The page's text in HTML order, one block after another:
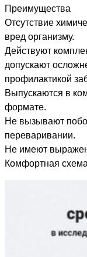
Преимущества
Отсутствие
вред организму.
Действуют
допускают
профилактикой
Выпускаются в
формате.
Не вызывают
переваривании.
Не имеют
Комфортная